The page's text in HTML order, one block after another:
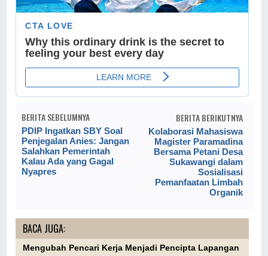
BERITA SEBELUMNYA
PDIP Ingatkan SBY Soal
Penjegalan Anies: Jangan
Salahkan Pemerintah
Kalau Ada yang Gagal
Nyapres
BERITA BERIKUTNYA
Kolaborasi Mahasiswa
Magister Paramadina
Bersama Petani Desa
Sukawangi dalam
Sosialisasi
Pemanfaatan Limbah
Organik
BACA JUGA:
Mengubah Pencari Kerja Menjadi Pencipta Lapangan